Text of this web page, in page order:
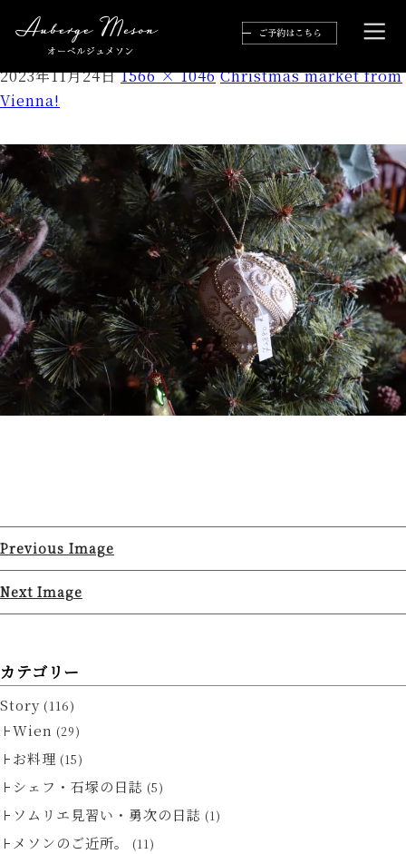
S__2220037
2023年11月24日 1566 × 1046 Christmas market from
Vienna!
Previous Image
Next Image
カテゴリー
Story (116)
Wien (29)
お料理 (15)
シェフ・石塚の日誌 (5)
ソムリエ見習い・勇次の日誌 (1)
メソンのご近所。 (11)